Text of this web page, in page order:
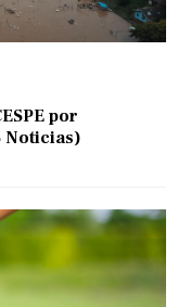
por
Noticias)